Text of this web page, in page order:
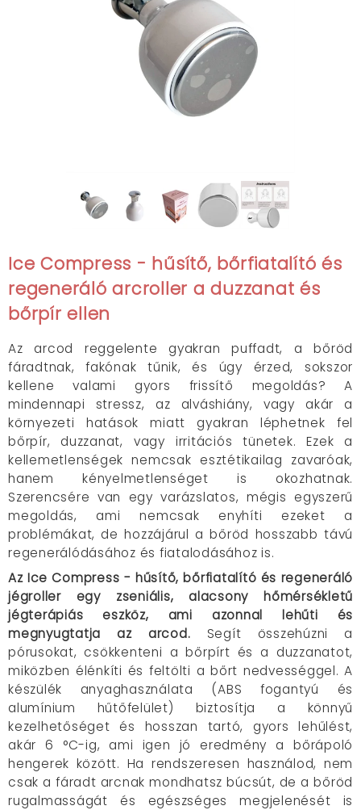
Ice Compress - hűsítő, bőrfiatalító és
regeneráló arcroller a duzzanat és
bőrpír ellen
Az arcod reggelente gyakran puffadt, a bőröd
fáradtnak, fakónak tűnik, és úgy érzed, sokszor
kellene valami gyors frissítő megoldás? A
mindennapi stressz, az alváshiány, vagy akár a
környezeti hatások miatt gyakran léphetnek fel
bőrpír, duzzanat, vagy irritációs tünetek. Ezek a
kellemetlenségek nemcsak esztétikailag zavaróak,
hanem kényelmetlenséget is okozhatnak.
Szerencsére van egy varázslatos, mégis egyszerű
megoldás, ami nemcsak enyhíti ezeket a
problémákat, de hozzájárul a bőröd hosszabb távú
regenerálódásához és fiatalodásához is.
Az Ice Compress - hűsítő, bőrfiatalító és regeneráló
jégroller egy zseniális, alacsony hőmérsékletű
jégterápiás eszköz, ami azonnal lehűti és
megnyugtatja az arcod. Segít összehúzni a
pórusokat, csökkenteni a bőrpírt és a duzzanatot,
miközben élénkíti és feltölti a bőrt nedvességgel. A
készülék anyaghasználata (ABS fogantyú és
alumínium hűtőfelület) biztosítja a könnyű
kezelhetőséget és hosszan tartó, gyors lehűlést,
akár 6 °C-ig, ami igen jó eredmény a bőrápoló
hengerek között. Ha rendszeresen használod, nem
csak a fáradt arcnak mondhatsz búcsút, de a bőröd
rugalmasságát és egészséges megjelenését is